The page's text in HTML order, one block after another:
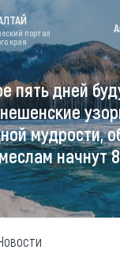
Цветение
маральника
портал
края
пять дней
мудрости,
начнут